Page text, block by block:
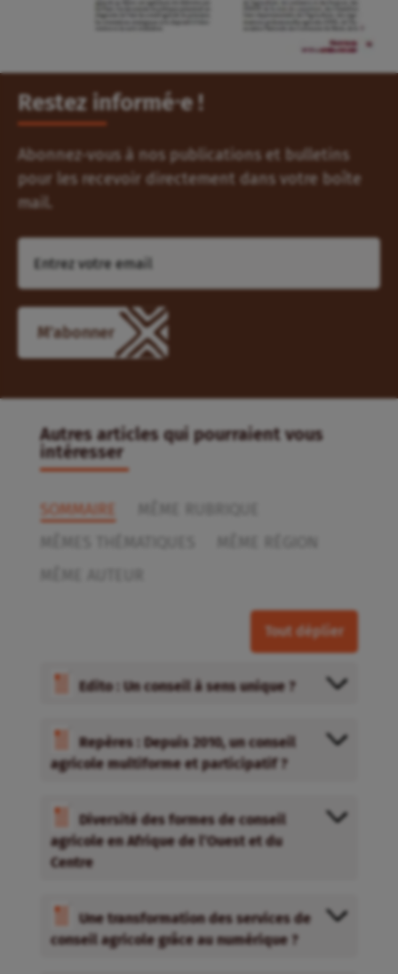
Restez informé⸱e !
Abonnez-vous à nos publications et bulletins
pour les recevoir directement dans votre boîte
mail.
M'abonner
Autres articles qui pourraient vous
intéresser
SOMMAIRE
Tout déplier
Edito : Un conseil à sens unique ?
Repères : Depuis 2010, un conseil
agricole multiforme et participatif ?
Diversité des formes de conseil
agricole en Afrique de l’Ouest et du
Centre
Une transformation des services de
conseil agricole grâce au numérique ?